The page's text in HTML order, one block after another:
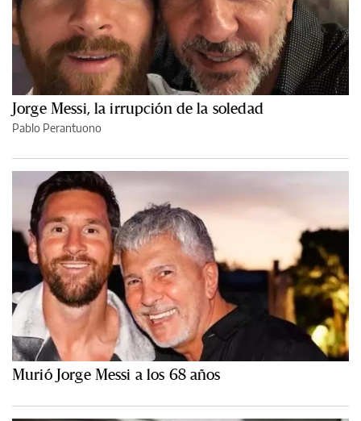
Jorge Messi, la irrupción de la soledad
Pablo Perantuono
Murió Jorge Messi a los 68 años